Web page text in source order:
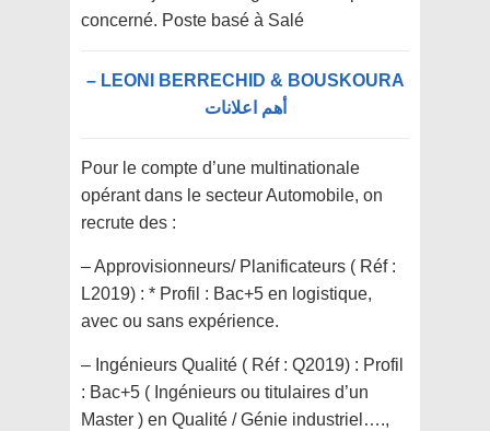
concerné. Poste basé à Salé
LEONI BERRECHID & BOUSKOURA –
أهم اعلانات
Pour le compte d’une multinationale
opérant dans le secteur Automobile, on
recrute des :
– Approvisionneurs/ Planificateurs ( Réf :
L2019) : * Profil : Bac+5 en logistique,
avec ou sans expérience.
– Ingénieurs Qualité ( Réf : Q2019) : Profil
: Bac+5 ( Ingénieurs ou titulaires d’un
Master ) en Qualité / Génie industriel….,